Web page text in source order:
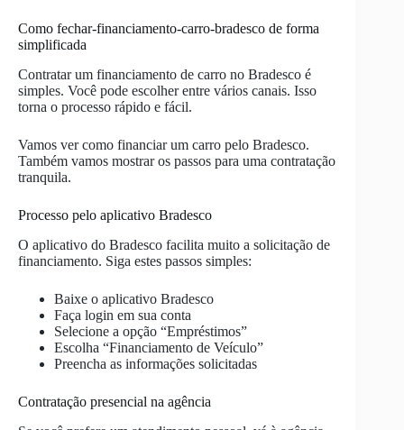
Como fechar-financiamento-carro-bradesco de forma
simplificada
Contratar um financiamento de carro no Bradesco é
simples. Você pode escolher entre vários canais. Isso
torna o processo rápido e fácil.
Vamos ver como financiar um carro pelo Bradesco.
Também vamos mostrar os passos para uma contratação
tranquila.
Processo pelo aplicativo Bradesco
O aplicativo do Bradesco facilita muito a solicitação de
financiamento. Siga estes passos simples:
Baixe o aplicativo Bradesco
Faça login em sua conta
Selecione a opção “Empréstimos”
Escolha “Financiamento de Veículo”
Preencha as informações solicitadas
Contratação presencial na agência